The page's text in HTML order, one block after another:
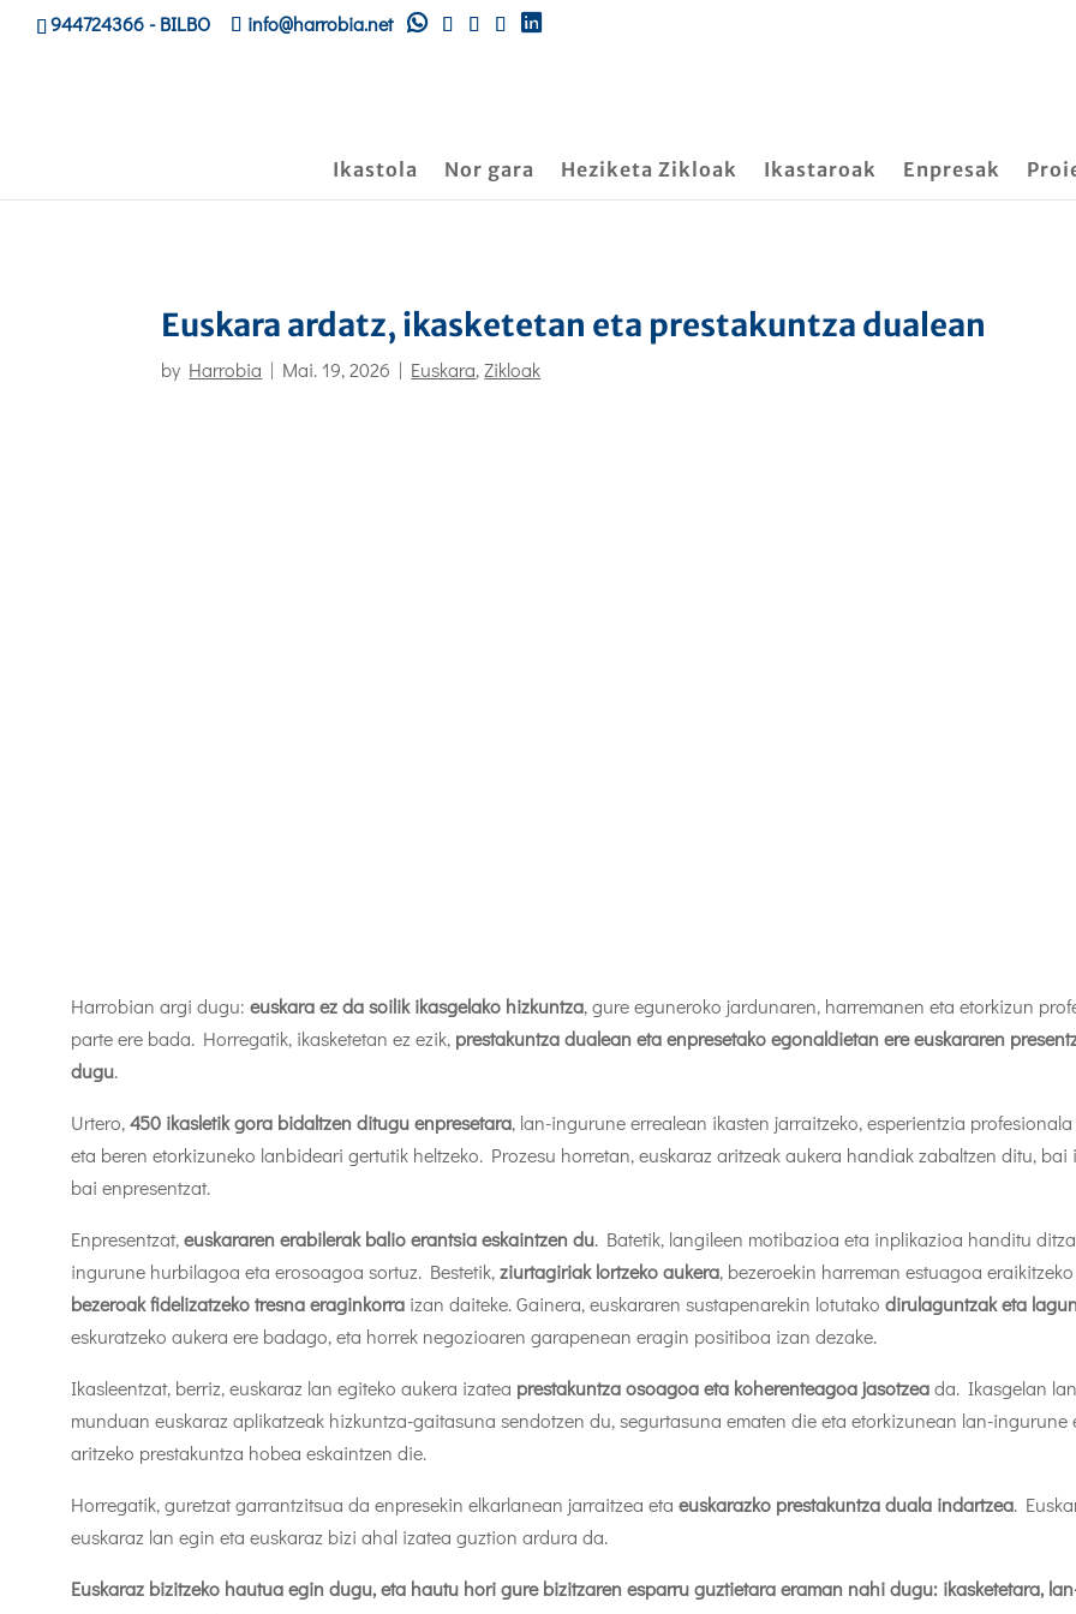
944724366- BILBO info@harrobia.net
Ikastola Nor gara Heziketa Zikloak Ikastaroak Enpresak
Euskara ardatz, ikasketetan eta prestakuntza dualean
by Harrobia | Mai. 19, 2026 | Euskara,Zikloak
Harrobian argi dugu:euskara ez da soilik ikasgelako hizkuntza, gure eguneroko jardunaren, harremanen eta etorkizun
parte ere bada. Horregatik, ikasketetan ez ezik, prestakuntza dualean eta enpresetako egonaldietan ere euskararen
dugu.
Urtero,450 ikasletik gora bidaltzen ditugu enpresetara, lan-ingurune errealean ikasten jarraitzeko, esperientzia profesionala
eta beren etorkizuneko lanbideari gertutik heltzeko. Prozesu horretan, euskaraz aritzeak aukera handiak zabaltzen ditu, bai
bai enpresentzat.
Enpresentzat,euskararen erabilerak balio erantsia eskaintzen du. Batetik, langileen motibazioa eta inplikazioa handitu
ingurune hurbilagoa eta erosoagoa sortuz. Bestetik,ziurtagiriak lortzeko aukera, bezeroekin harreman estuagoa
bezeroak fidelizatzeko tresna eraginkorra izan daiteke. Gainera, euskararen sustapenarekin lotutakodirulaguntzak eta
eskuratzeko aukera ere badago, eta horrek negozioaren garapenean eragin positiboa izan dezake.
Ikasleentzat, berriz, euskaraz lan egiteko aukera izatea prestakuntza osoagoa eta koherenteagoa jasotzeada. Ikasgelan
munduan euskaraz aplikatzeak hizkuntza-gaitasuna sendotzen du, segurtasuna ematen die eta etorkizunean lan-ingurune
aritzeko prestakuntza hobea eskaintzen die.
Horregatik, guretzat garrantzitsua da enpresekin elkarlanean jarraitzea etaeuskarazko prestakuntza duala indartzea.
euskaraz lan egin eta euskaraz bizi ahal izatea guztion ardura da.
Euskaraz bizitzeko hautua egin dugu, eta hautu hori gure bizitzaren esparru guztietara eraman nahi dugu: ikasketetara,